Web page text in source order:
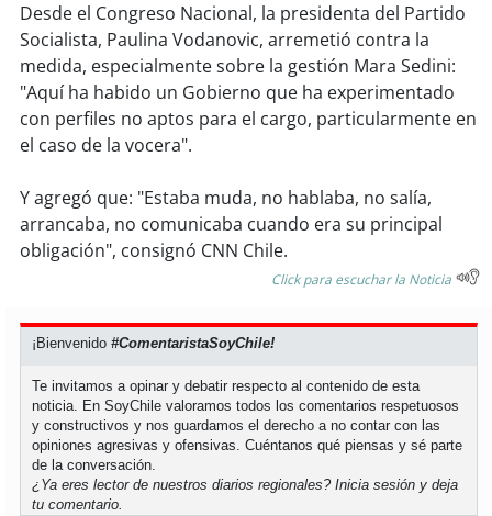
soyquillota
soysanantonio
soychillán
soytalcahuano
soycoronel
soyarauco
soytemuco
soyvaldivia
Desde el Congreso Nacional, la presidenta del Partido
Socialista, Paulina Vodanovic, arremetió contra la
medida, especialmente sobre la gestión Mara Sedini:
"Aquí ha habido un Gobierno que ha experimentado
con perfiles no aptos para el cargo, particularmente en
el caso de la vocera".
Y agregó que: "Estaba muda, no hablaba, no salía,
arrancaba, no comunicaba cuando era su principal
obligación", consignó CNN Chile.
Click para escuchar la Noticia
¡Bienvenido#ComentaristaSoyChile!
Te invitamos a opinar y debatir respecto al contenido de esta
noticia. En SoyChile valoramos todos los comentarios respetuosos
y constructivos y nos guardamos el derecho a no contar con las
opiniones agresivas y ofensivas. Cuéntanos qué piensas y sé parte
de la conversación.
¿Ya eres lector de nuestros diarios regionales?Inicia sesión y deja
tu comentario.